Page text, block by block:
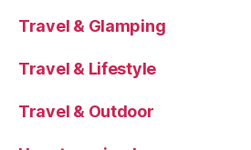
Travel & Glamping
Travel & Lifestyle
Travel & Outdoor